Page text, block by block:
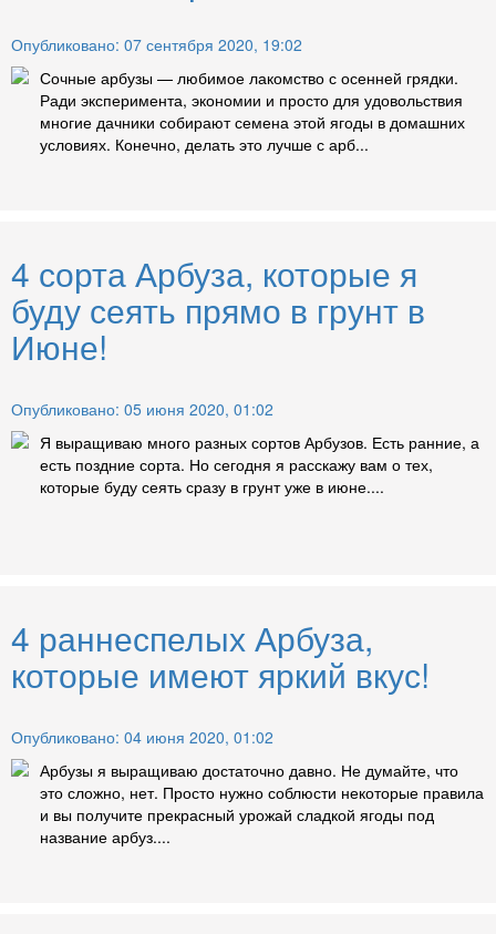
Опубликовано: 07 сентября 2020, 19:02
Сочные арбузы — любимое лакомство с осенней грядки.
Ради эксперимента, экономии и просто для удовольствия
многие дачники собирают семена этой ягоды в домашних
условиях. Конечно, делать это лучше с арб...
4 сорта Арбуза, которые я
буду сеять прямо в грунт в
Июне!
Опубликовано: 05 июня 2020, 01:02
Я выращиваю много разных сортов Арбузов. Есть ранние, а
есть поздние сорта. Но сегодня я расскажу вам о тех,
которые буду сеять сразу в грунт уже в июне....
4 раннеспелых Арбуза,
которые имеют яркий вкус!
Опубликовано: 04 июня 2020, 01:02
Арбузы я выращиваю достаточно давно. Не думайте, что
это сложно, нет. Просто нужно соблюсти некоторые правила
и вы получите прекрасный урожай сладкой ягоды под
название арбуз....